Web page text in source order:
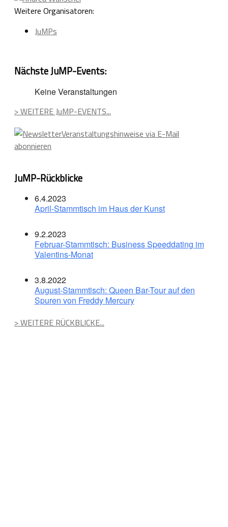
Weitere Organisatoren:
JuMPs
Nächste JuMP-Events:
Keine Veranstaltungen
> WEITERE JuMP-EVENTS...
Veranstaltungshinweise via E-Mail
abonnieren
JuMP-Rückblicke
6.4.2023
April-Stammtisch im Haus der Kunst
9.2.2023
Februar-Stammtisch: Business Speeddating im
Valentins-Monat
3.8.2022
August-Stammtisch: Queen Bar-Tour auf den
Spuren von Freddy Mercury
> WEITERE RÜCKBLICKE...